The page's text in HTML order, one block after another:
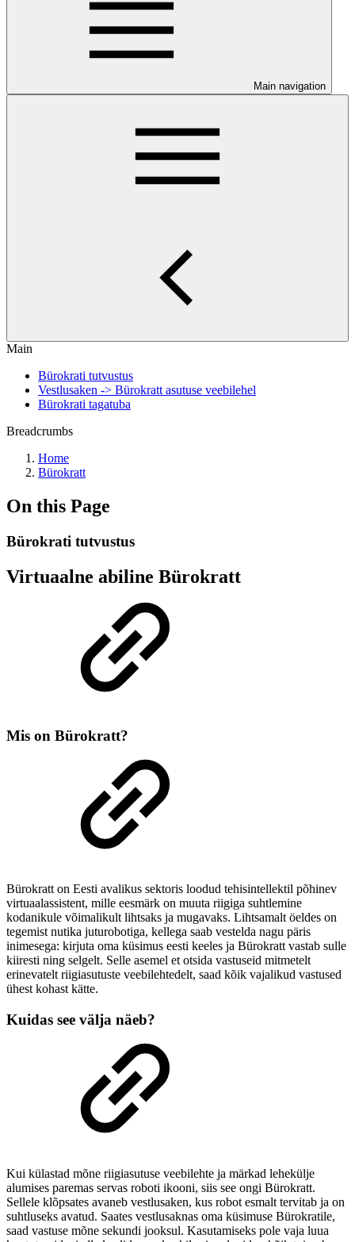
Main navigation
Main
Bürokrati tutvustus
Vestlusaken -> Bürokratt asutuse veebilehel
Bürokrati tagatuba
Breadcrumbs
Home
Bürokratt
On this Page
Bürokrati tutvustus
Virtuaalne abiline Bürokratt
Mis on Bürokratt?
Bürokratt on Eesti avalikus sektoris loodud tehisintellektil põhinev
virtuaalassistent, mille eesmärk on muuta riigiga suhtlemine
kodanikule võimalikult lihtsaks ja mugavaks. Lihtsamalt öeldes on
tegemist nutika juturobotiga, kellega saab vestelda nagu päris
inimesega: kirjuta oma küsimus eesti keeles ja Bürokratt vastab sulle
kiiresti ning selgelt. Selle asemel et otsida vastuseid mitmetelt
erinevatelt riigiasutuste veebilehtedelt, saad kõik vajalikud vastused
ühest kohast kätte.
Kuidas see välja näeb?
Kui külastad mõne riigiasutuse veebilehte ja märkad lehekülje
alumises paremas servas roboti ikooni, siis see ongi Bürokratt.
Sellele klõpsates avaneb vestlusaken, kus robot esmalt tervitab ja on
suhtluseks avatud. Saates vestlusaknas oma küsimuse Bürokratile,
saad vastuse mõne sekundi jooksul. Kasutamiseks pole vaja luua